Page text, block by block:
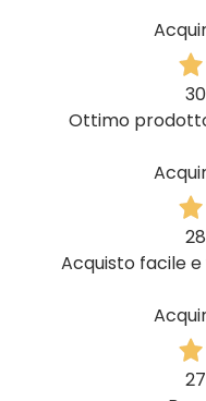
Ottimo
Acquisto facile